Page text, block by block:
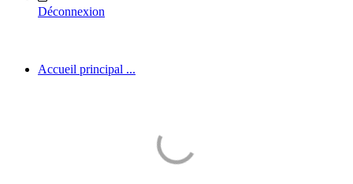
Déconnexion
Accueil principal ...